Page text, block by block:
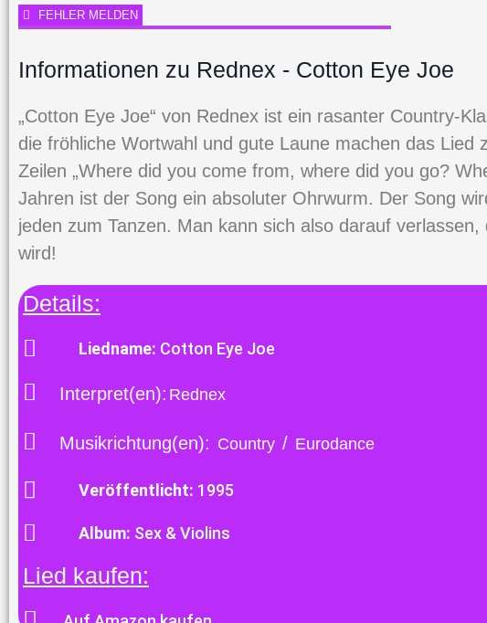
FEHLER MELDEN
Informationen zu Rednex - Cotton Eye Joe
„Cotton Eye Joe“ von Rednex ist ein rasanter Country-
die fröhliche Wortwahl und gute Laune machen das
Zeilen „Where did you come from, where did you go?
Jahren ist der Song ein absoluter Ohrwurm. Der Song
jeden zum Tanzen. Man kann sich also darauf
wird!
Details:
Liedname: Cotton Eye Joe
Interpret(en): Rednex
Musikrichtung(en): Country / Eurodance
Veröffentlicht: 1995
Album: Sex & Violins
Lied kaufen: